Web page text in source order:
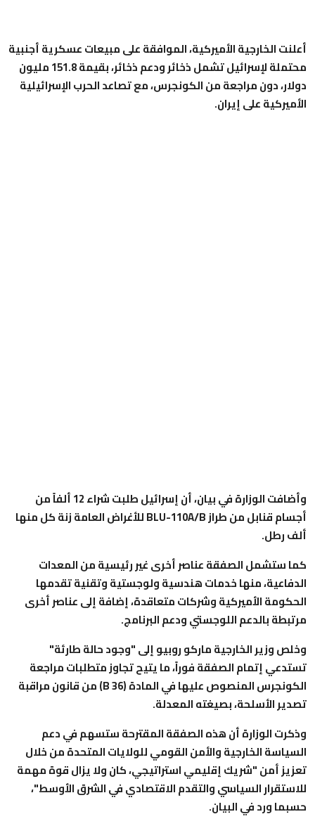
أعلنت الخارجية الأميركية، الموافقة على مبيعات عسكرية أجنبية
محتملة لإسرائيل تشمل ذخائر ودعم ذخائر، بقيمة 151.8 مليون
دولار، دون مراجعة من الكونجرس، مع تصاعد الحرب الإسرائيلية
الأميركية على إيران.
وأضافت الوزارة في بيان، أن إسرائيل طلبت شراء 12 ألفاً من
‌أجسام قنابل من طراز BLU-110A/B للأغراض العامة زنة كل منها
ألف رطل.
كما ستشمل الصفقة عناصر أخرى غير رئيسية من المعدات
الدفاعية، منها خدمات هندسية ولوجستية وتقنية تقدمها
الحكومة الأميركية وشركات متعاقدة، إضافة إلى عناصر أخرى
مرتبطة بالدعم اللوجستي ودعم البرنامج.
وخلص ‌وزير الخارجية ماركو روبيو إلى "وجود ‌حالة طارئة"
تستدعي إتمام الصفقة فوراً، ما يتيح تجاوز متطلبات مراجعة
الكونجرس المنصوص عليها في المادة (B 36) من قانون مراقبة
تصدير الأسلحة، بصيغته المعدلة.
وذكرت الوزارة أن هذه الصفقة المقترحة ستسهم في دعم
السياسة الخارجية والأمن القومي للولايات المتحدة من خلال
تعزيز أمن "شريك إقليمي استراتيجي، كان ولا يزال قوة مهمة
للاستقرار السياسي والتقدم الاقتصادي في الشرق الأوسط"،
حسبما ورد في البيان.